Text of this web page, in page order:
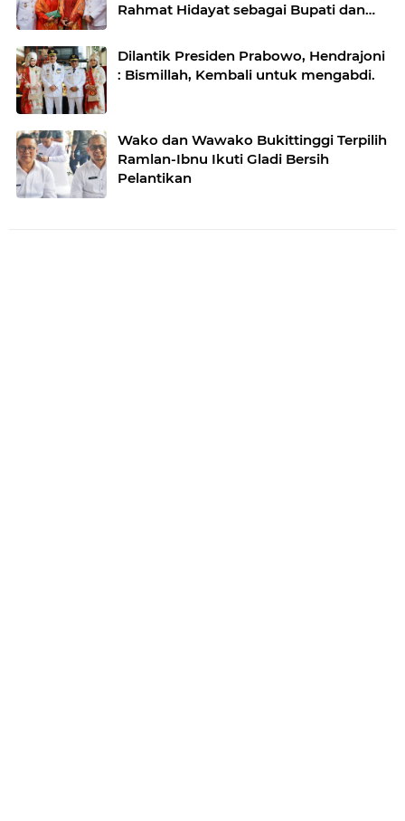
Rahmat Hidayat sebagai Bupati dan
2025-2030
Dilantik Presiden Prabowo, Hendrajoni
: Bismillah, Kembali untuk mengabdi.
Wako dan Wawako Bukittinggi Terpilih
Ramlan-Ibnu Ikuti Gladi Bersih
Pelantikan